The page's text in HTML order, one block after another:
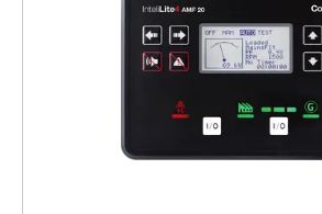
électrogènes sur site et à distance.